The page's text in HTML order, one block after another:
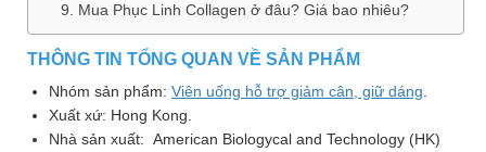
sĩ
Nhà
thuốc
Liên
9. Mua Phục Linh Collagen ở đâu? Giá bao nhiêu?
THÔNG TIN TỔNG QUAN VỀ SẢN PHẨM
Nhóm sản phẩm: Viên uống hỗ trợ giảm cân, giữ dáng
Xuất xứ: Hong Kong.
Nhà sản xuất: American Biologycal and Technology (HK)